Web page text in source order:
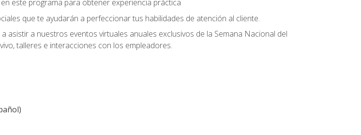
este programa para obtener experiencia práctica
que te ayudarán a perfeccionar tus habilidades de atención al cliente.
asistir a nuestros eventos virtuales anuales exclusivos de la Semana Nacional del
talleres e interacciones con los empleadores.